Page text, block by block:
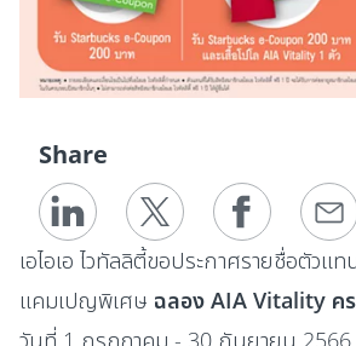
เอไอเอ ไวทัลลิตี้ขอประกาศรายชื่อตัวแ
แคมเปญพิเศษ ฉลอง AIA Vitality ค
วันที่ 1 กรกฎาคม - 30 กันยายน 2566
Share